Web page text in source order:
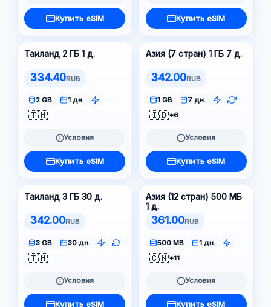
Купить eSIM Купить eSIM
Таиланд 2 ГБ 1 д.
334.40RUB
2 GB 1 дн.
🇹🇭
Условия
Купить eSIM
Азия (7 стран) 1 ГБ 7 д.
342.00RUB
1 GB 7 дн.
🇮🇩+6
Условия
Купить eSIM
Таиланд 3 ГБ 30 д.
342.00RUB
3 GB 30 дн.
🇹🇭
Условия
Купить eSIM
Азия (12 стран) 500 МБ
1 д.
361.00RUB
500 MB 1 дн.
🇨🇳+11
Условия
Купить eSIM